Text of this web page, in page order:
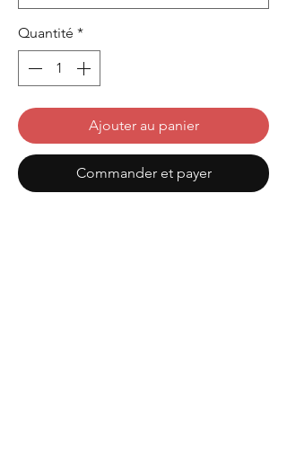
Quantité *
Ajouter au panier
Commander et payer